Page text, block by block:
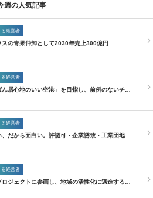
週の人気記事
る経営者
スの青果仲卸として2030年売上300億円…
る経営者
ん居心地のいい空港」を目指し、前例のないチ…
る経営者
だから面白い。許認可・企業誘致・工業団地…
る経営者
ジェクトに参画し、地域の活性化に邁進する…